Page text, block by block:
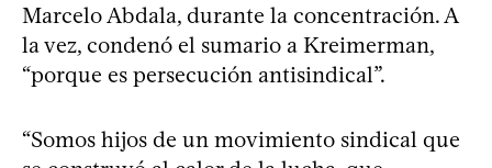
Marcelo Abdala, durante la concentración. A
la vez, condenó el sumario a Kreimerman,
“porque es persecución antisindical”.
“Somos hijos de un movimiento sindical que